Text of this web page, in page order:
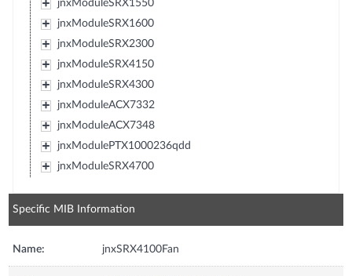
jnxModuleSRX1550
jnxModuleSRX1600
jnxModuleSRX2300
jnxModuleSRX4150
jnxModuleSRX4300
jnxModuleACX7332
jnxModuleACX7348
jnxModulePTX1000236qdd
jnxModuleSRX4700
Specific MIB Information
Name: jnxSRX4100Fan